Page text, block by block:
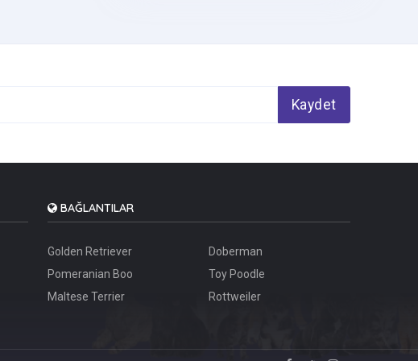
Kaydet
BAĞLANTILAR
Golden Retriever
Doberman
Pomeranian Boo
Toy Poodle
Maltese Terrier
Rottweiler